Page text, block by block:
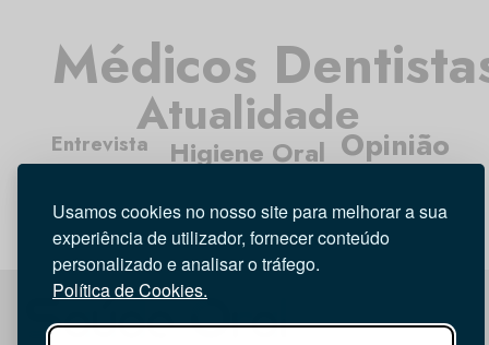
Usamos cookies no nosso site para melhorar a sua
experiência de utilizador, fornecer conteúdo
personalizado e analisar o tráfego.
Política de Cookies.
Atualidade
Médicos
Higiene Oral
Entrevista Opinião